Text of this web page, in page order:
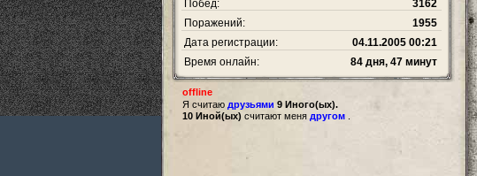
Побед:
3162
Поражений:
1955
Дата регистрации:
04.11.2005 00:21
Время онлайн:
84 дня, 47 минут
offline
Я считаю друзьями 9 Иного(ых).
10 Иной(ых) считают меня другом